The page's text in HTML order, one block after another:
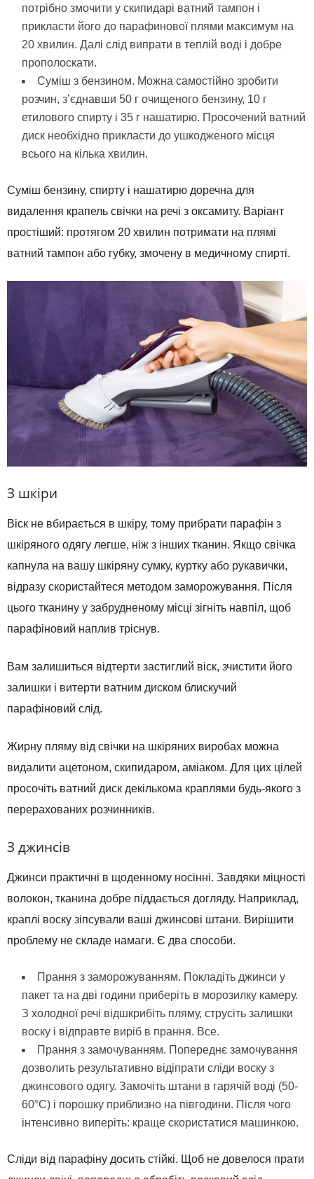
потрібно змочити у скипидарі ватний тампон і
прикласти його до парафинової плями максимум на
20 хвилин. Далі слід випрати в теплій воді і добре
прополоскати.
Суміш з бензином. Можна самостійно зробити
розчин, з’єднавши 50 г очищеного бензину, 10 г
етилового спирту і 35 г нашатирю. Просочений ватний
диск необхідно прикласти до ушкодженого місця
всього на кілька хвилин.
Суміш бензину, спирту і нашатирю доречна для
видалення крапель свічки на речі з оксамиту. Варіант
простіший: протягом 20 хвилин потримати на плямі
ватний тампон або губку, змочену в медичному спирті.
З шкіри
Віск не вбирається в шкіру, тому прибрати парафін з
шкіряного одягу легше, ніж з інших тканин. Якщо свічка
капнула на вашу шкіряну сумку, куртку або рукавички,
відразу скористайтеся методом заморожування. Після
цього тканину у забрудненому місці зігніть навпіл, щоб
парафіновий наплив тріснув.
Вам залишиться відтерти застиглий віск, зчистити його
залишки і витерти ватним диском блискучий
парафіновий слід.
Жирну пляму від свічки на шкіряних виробах можна
видалити ацетоном, скипидаром, аміаком. Для цих цілей
просочіть ватний диск декількома краплями будь-якого з
перерахованих розчинників.
З джинсів
Джинси практичні в щоденному носінні. Завдяки міцності
волокон, тканина добре піддається догляду. Наприклад,
краплі воску зіпсували ваші джинсові штани. Вирішити
проблему не складе намаги. Є два способи.
Прання з заморожуванням. Покладіть джинси у
пакет та на дві години приберіть в морозилку камеру.
З холодної речі відшкрибіть пляму, струсіть залишки
воску і відправте виріб в прання. Все.
Прання з замочуванням. Попереднє замочування
дозволить результативно відіпрати сліди воску з
джинсового одягу. Замочіть штани в гарячій воді (50-
60°C) і порошку приблизно на півгодини. Після чого
інтенсивно виперіть: краще скористатися машинкою.
Сліди від парафіну досить стійкі. Щоб не довелося прати